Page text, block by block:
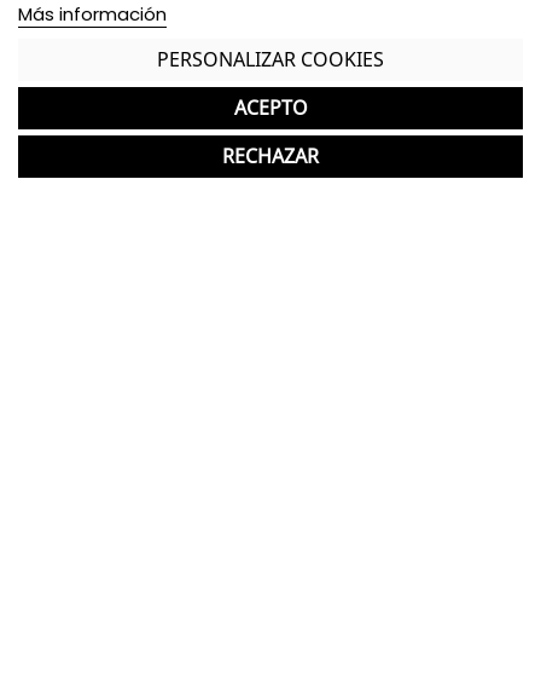
Más información
PERSONALIZAR COOKIES
RECHAZAR
ACEPTO
LOS MÁS VENDIDOS
Muebles de Recepción y Espera